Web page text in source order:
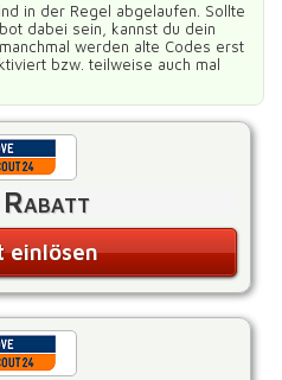
in der Regel abgelaufen. Sollte
dabei sein, kannst du dein
werden alte Codes erst
bzw. teilweise auch mal
einlösen